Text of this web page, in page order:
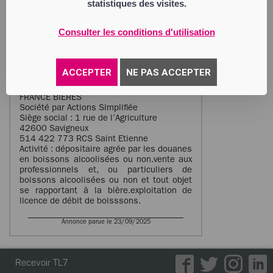
statistiques des visites.
Consulter les conditions d'utilisation
ACCEPTER NE PAS ACCEPTER
en la Personne de Me Geoffroy Berthelot
au mandataire judiciaire ou sur le portail
2 et L. 814–13 du code de commerce dans
les deux mois de la publication au
FRANCE BIERES
Société par Actions Simplifiée
Siège social : 1 rue de l’Agriculture
42600 Savigneux
514 422 773 RCS Saint Etienne
Activité : dépositaire agrée par les douanes
en boissons alcoolisées ou non.vente aux
professionnels et, ou particuliers de
boissons alcoolisées ou non et tout objet
se rapportant à la bière.exploitation de
licence de débit de boisssons.
Annonce parue le 23/09/2025
Recevoir TL7